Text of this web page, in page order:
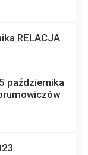
RELACJA
października